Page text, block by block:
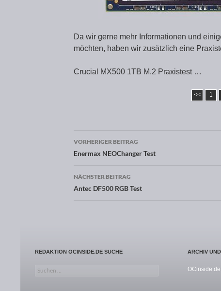
Da wir gerne mehr Informationen und
möchten, haben wir zusätzlich eine
Crucial MX500 1TB M.2 Praxistest …
<< 1
Beitragsnavigation
VORHERIGER BEITRAG
Enermax NEOChanger Test
NÄCHSTER BEITRAG
Antec DF500 RGB Test
REDAKTION OCINSIDE.DE SUCHE
Suchen nach:
ARCHIV